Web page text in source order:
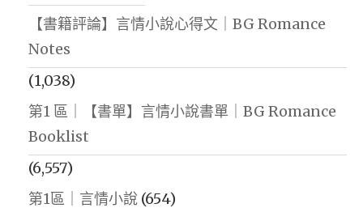
【書籍評論】言情小說心得文｜BG Romance
Notes
(1,038)
第1 區｜【書單】言情小說書單｜BG Romance
Booklist
(6,557)
第1區｜言情小說 (654)